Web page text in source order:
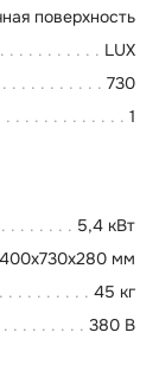
поверхность
LUX
730
1
5,4 кВт
400x730x280 мм
45 кг
380 В